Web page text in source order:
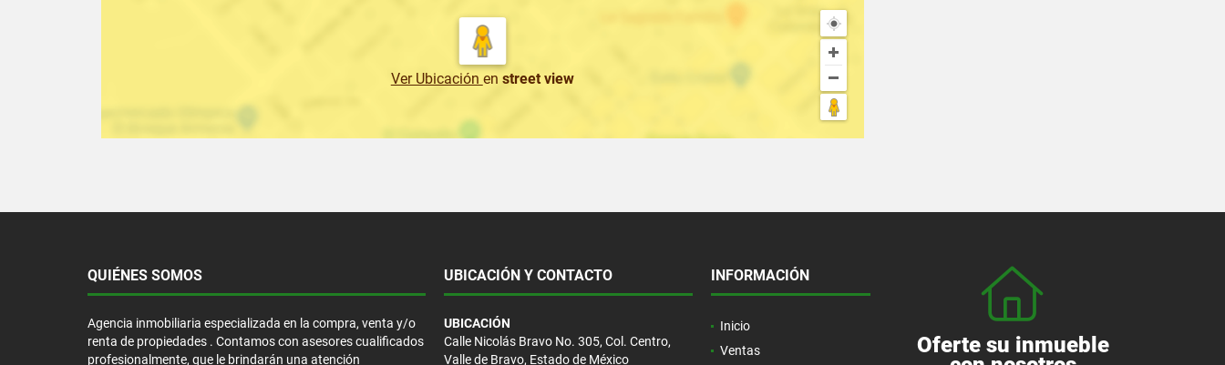
Ver Ubicación en street view
QUIÉNES SOMOS
Agencia inmobiliaria especializada en la compra, venta y/o
renta de propiedades . Contamos con asesores cualificados
profesionalmente, que le brindarán una atención
UBICACIÓN Y CONTACTO
UBICACIÓN
Calle Nicolás Bravo No. 305, Col. Centro,
Valle de Bravo, Estado de México
INFORMACIÓN
Inicio
Ventas
Oferte su inmueble